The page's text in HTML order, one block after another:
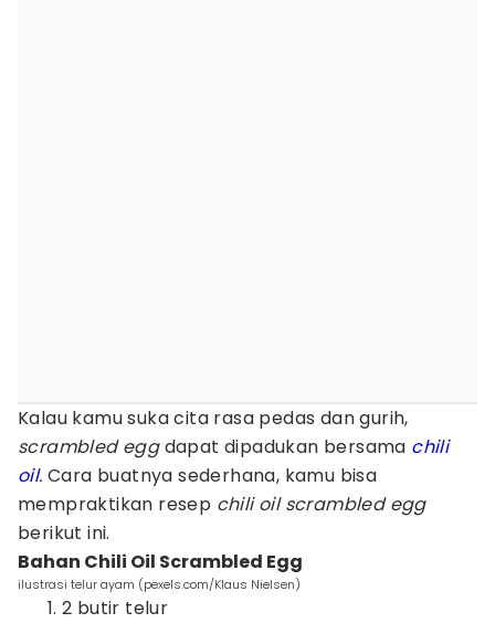
Kalau kamu suka cita rasa pedas dan gurih,
scrambled eggdapat dipadukan bersama chili
oil.Cara buatnya sederhana, kamu bisa
mempraktikan resep chili oil scrambled egg
berikut ini.
Bahan Chili Oil Scrambled Egg
ilustrasi telur ayam (pexels.com/Klaus Nielsen)
2 butir telur